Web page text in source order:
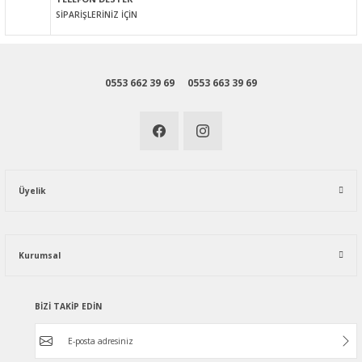
SİPARİŞLERİNİZ İÇİN
0553 662 39 69 0553 663 39 69
Üyelik
Kurumsal
BİZİ TAKİP EDİN